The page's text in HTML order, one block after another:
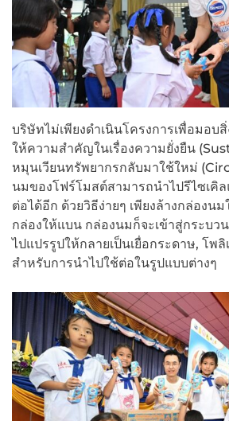
บริษัทไม่เพียงดำเนินโครงการเพื่อมอบ
ให้ความสำคัญในเรื่องความยั่งยืน
หมุนเวียนทรัพยากรกลับมาใช้ใหม่
นมของโฟร์โมสต์สามารถนำไปรีไซเคิ
ต่อได้อีก ด้วยวิธีง่ายๆ เพียงล้างกล่องน
กล่องให้แบน กล่องนมก็จะเข้าสู่กระบว
ไปแปรรูปให้กลายเป็นเยื่อกระดาษ, โพ
สำหรับการนำไปใช้ต่อในรูปแบบต่างๆ